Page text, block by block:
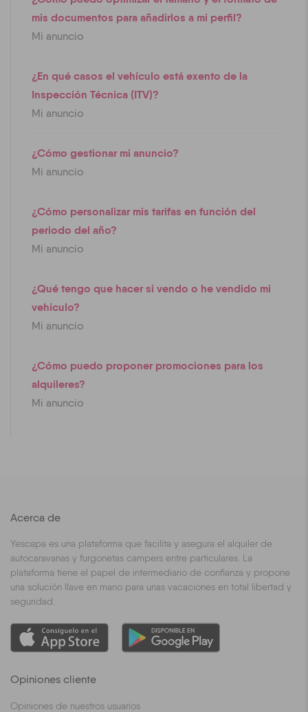
mis documentos para añadirlos a mi perfil?
Mi anuncio
¿En qué casos el vehículo está exento de la
Inspección Técnica (ITV)?
Mi anuncio
¿Cómo gestionar mi anuncio?
Mi anuncio
¿Cómo personalizar mis tarifas en función del
periodo del año?
Mi anuncio
¿Qué tengo que hacer si vendo o he vendido mi
vehículo?
Mi anuncio
¿Cómo puedo proponer promociones para los
alquileres?
Mi anuncio
Acerca de
Yescapa es una plataforma que facilita y asegura el alquiler de
autocaravanas y furgonetas campers entre particulares. La
plataforma tiene el papel de intermediario de confianza y propone
una solución llave en mano para unas vacaciones en total libertad y
seguridad.
Opiniones cliente
Opiniones de nuestros usuarios